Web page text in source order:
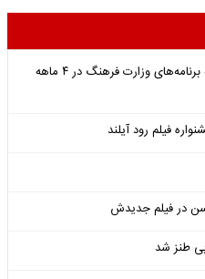
انتشار فهرست اعتبارات اختصاص‌یافته به برنامه‌های وزارت فرهنگ در ۴ ماهه
در فیلم جدیدش
طنز شد